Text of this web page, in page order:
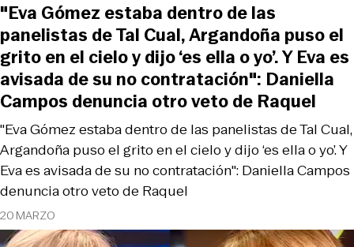
20 MARZO
"Eva Gómez estaba dentro de las panelistas de Tal Cual,
Argandoña puso el grito en el cielo y dijo ‘es ella o yo’. Y
Eva es avisada de su no contratación": Daniella Campos
denuncia otro veto de Raquel
"Eva Gómez estaba dentro de las
panelistas de Tal Cual, Argandoña puso el
grito en el cielo y dijo ‘es ella o yo’. Y Eva es
avisada de su no contratación": Daniella
Campos denuncia otro veto de Raquel